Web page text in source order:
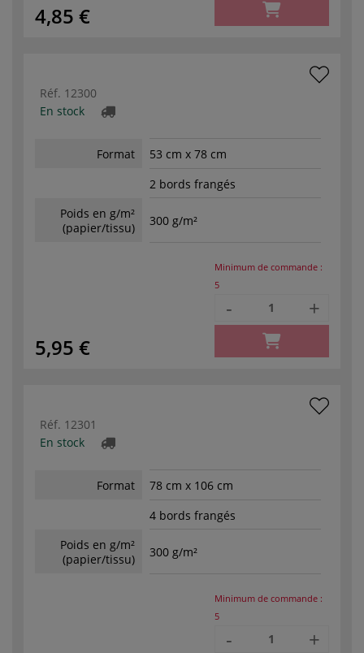
4,85 €
Réf. 12300
En stock
Format
53 cm x 78 cm
2 bords frangés
Poids en g/m²
(papier/tissu)
300 g/m²
5,95 €
Minimum de commande :
5
- +
Réf. 12301
En stock
Format
78 cm x 106 cm
4 bords frangés
Poids en g/m²
(papier/tissu)
300 g/m²
Minimum de commande :
5
- +